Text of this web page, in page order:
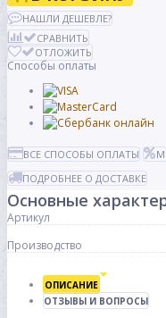
НАШЛИ ДЕШЕВЛЕ?
СРАВНИТЬ
ОТЛОЖИТЬ
Способы оплаты
ВСЕ СПОСОБЫ ОПЛАТЫ
ПОДРОБНЕЕ О ДОСТАВКЕ
Основные
Артикул
Производство
ОПИСАНИЕ
ОТЗЫВЫ И ВОПРОСЫ